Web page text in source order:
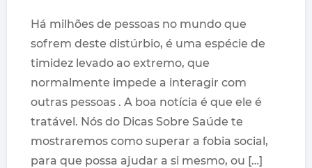
Há milhões de pessoas no mundo que
sofrem deste distúrbio, é uma espécie de
timidez levado ao extremo, que
normalmente impede a interagir com
outras pessoas . A boa notícia é que ele é
tratável. Nós do Dicas Sobre Saúde te
mostraremos como superar a fobia social,
para que possa ajudar a si mesmo, ou […]